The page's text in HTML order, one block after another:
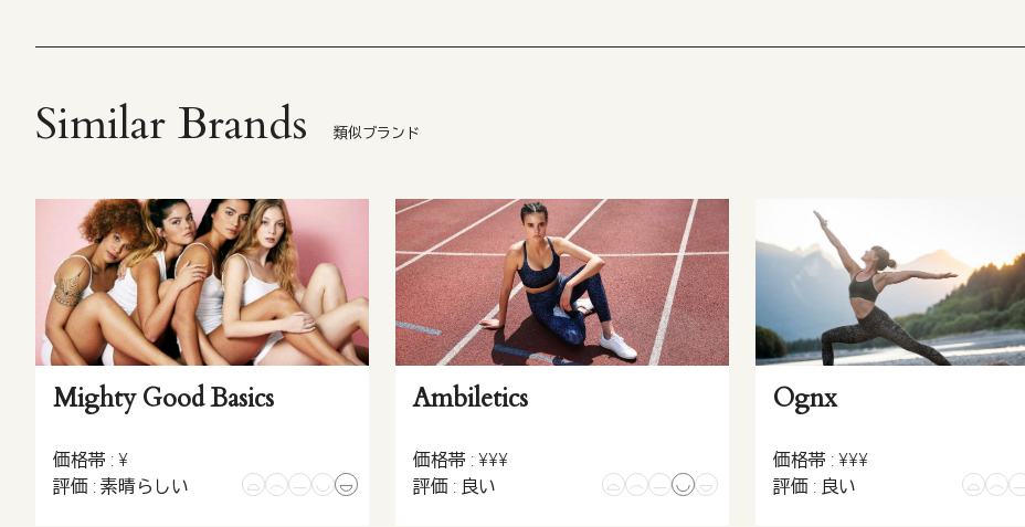
Similar Brands 類似ブランド
Mighty Good Basics
価格帯 : ¥
評価 : 素晴らしい
Ambiletics
価格帯 : ¥¥¥
評価 : 良い
Ognx
価格帯 : ¥¥¥
評価 : 良い